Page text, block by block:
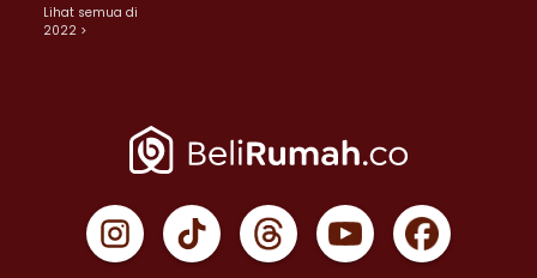
Lihat semua di
2022 >